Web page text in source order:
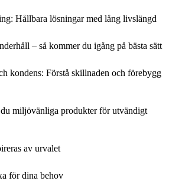
Hållbara lösningar med lång livslängd
– så kommer du igång på bästa sätt
kondens: Förstå skillnaden och förebygg
miljövänliga produkter för utvändigt
av urvalet
för dina behov